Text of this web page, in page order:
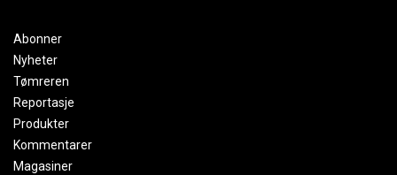
Abonner
Nyheter
Tømreren
Reportasje
Produkter
Kommentarer
Magasiner